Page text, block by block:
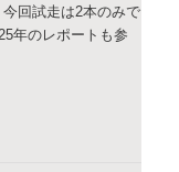
回試走は2本のみで
年のレポートも参